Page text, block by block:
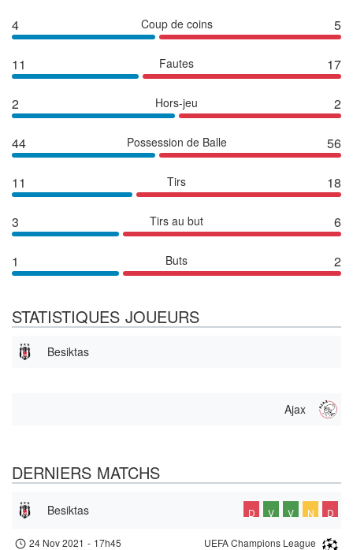
4 Coup de coins 5
11 Fautes 17
2 Hors-jeu 2
44 Possession de Balle 56
11 Tirs 18
3 Tirs au but 6
1 Buts 2
STATISTIQUES JOUEURS
Besiktas
Ajax
DERNIERS MATCHS
Besiktas D V V N D
UEFA Champions League
24 Nov 2021 - 17h45